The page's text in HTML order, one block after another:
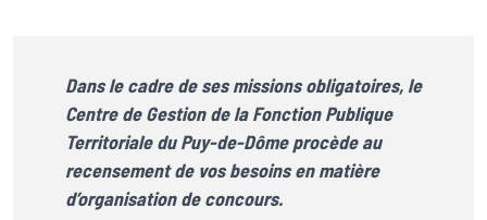
Dans le cadre de ses missions obligatoires, le
Centre de Gestion de la Fonction Publique
Territoriale du Puy-de-Dôme procède au
recensement de vos besoins en matière
d’organisation de concours.